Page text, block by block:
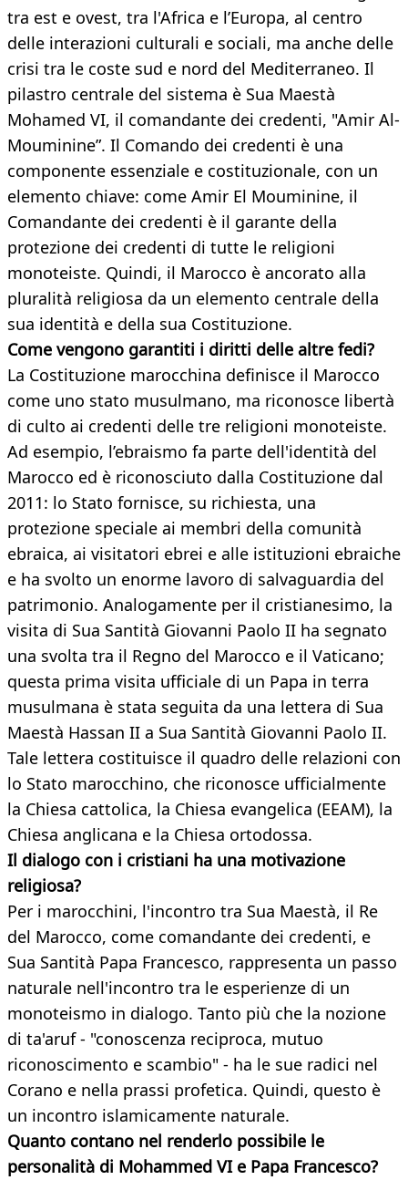
tra est e ovest, tra l'Africa e l’Europa, al centro
delle interazioni culturali e sociali, ma anche delle
crisi tra le coste sud e nord del Mediterraneo. Il
pilastro centrale del sistema è Sua Maestà
Mohamed VI, il comandante dei credenti, "Amir Al-
Mouminine”. Il Comando dei credenti è una
componente essenziale e costituzionale, con un
elemento chiave: come Amir El Mouminine, il
Comandante dei credenti è il garante della
protezione dei credenti di tutte le religioni
monoteiste. Quindi, il Marocco è ancorato alla
pluralità religiosa da un elemento centrale della
sua identità e della sua Costituzione.
Come vengono garantiti i diritti delle altre fedi?
La Costituzione marocchina definisce il Marocco
come uno stato musulmano, ma riconosce libertà
di culto ai credenti delle tre religioni monoteiste.
Ad esempio, l’ebraismo fa parte dell'identità del
Marocco ed è riconosciuto dalla Costituzione dal
2011: lo Stato fornisce, su richiesta, una
protezione speciale ai membri della comunità
ebraica, ai visitatori ebrei e alle istituzioni ebraiche
e ha svolto un enorme lavoro di salvaguardia del
patrimonio. Analogamente per il cristianesimo, la
visita di Sua Santità Giovanni Paolo II ha segnato
una svolta tra il Regno del Marocco e il Vaticano;
questa prima visita ufficiale di un Papa in terra
musulmana è stata seguita da una lettera di Sua
Maestà Hassan II a Sua Santità Giovanni Paolo II.
Tale lettera costituisce il quadro delle relazioni con
lo Stato marocchino, che riconosce ufficialmente
la Chiesa cattolica, la Chiesa evangelica (EEAM), la
Chiesa anglicana e la Chiesa ortodossa.
Il dialogo con i cristiani ha una motivazione
religiosa?
Per i marocchini, l'incontro tra Sua Maestà, il Re
del Marocco, come comandante dei credenti, e
Sua Santità Papa Francesco, rappresenta un passo
naturale nell'incontro tra le esperienze di un
monoteismo in dialogo. Tanto più che la nozione
di ta'aruf - "conoscenza reciproca, mutuo
riconoscimento e scambio" - ha le sue radici nel
Corano e nella prassi profetica. Quindi, questo è
un incontro islamicamente naturale.
Quanto contano nel renderlo possibile le
personalità di Mohammed VI e Papa Francesco?